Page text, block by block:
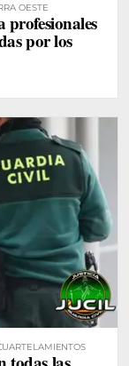
OESTE
profesionales
por los